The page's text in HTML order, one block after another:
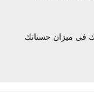
فى ميزان حسناتك